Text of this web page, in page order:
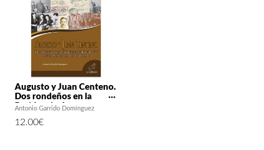
Augusto y Juan Centeno.
Dos rondeños en la
Residencia de
América del Exilio
Antonio Garrido Domínguez
12.00€